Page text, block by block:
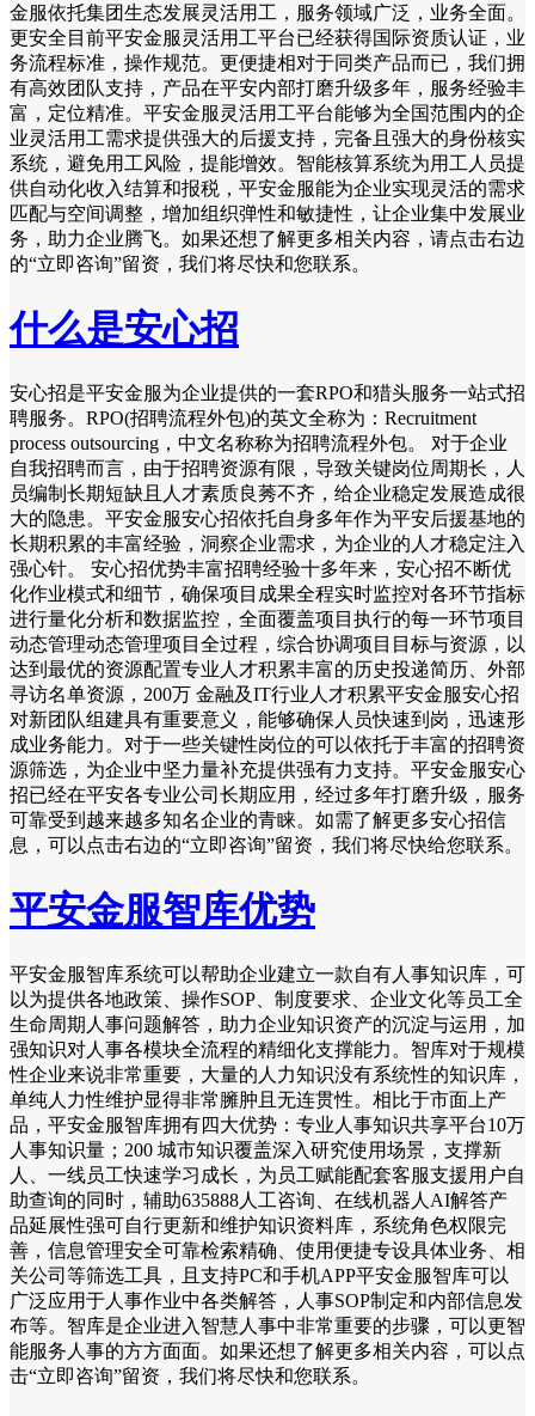
金服依托集团生态发展灵活用工，服务领域广泛，业务全面。
更安全目前平安金服灵活用工平台已经获得国际资质认证，业
务流程标准，操作规范。更便捷相对于同类产品而已，我们拥
有高效团队支持，产品在平安内部打磨升级多年，服务经验丰
富，定位精准。平安金服灵活用工平台能够为全国范围内的企
业灵活用工需求提供强大的后援支持，完备且强大的身份核实
系统，避免用工风险，提能增效。智能核算系统为用工人员提
供自动化收入结算和报税，平安金服能为企业实现灵活的需求
匹配与空间调整，增加组织弹性和敏捷性，让企业集中发展业
务，助力企业腾飞。如果还想了解更多相关内容，请点击右边
的“立即咨询”留资，我们将尽快和您联系。
什么是安心招
安心招是平安金服为企业提供的一套RPO和猎头服务一站式招
聘服务。RPO(招聘流程外包)的英文全称为：Recruitment
process outsourcing，中文名称称为招聘流程外包。 对于企业
自我招聘而言，由于招聘资源有限，导致关键岗位周期长，人
员编制长期短缺且人才素质良莠不齐，给企业稳定发展造成很
大的隐患。平安金服安心招依托自身多年作为平安后援基地的
长期积累的丰富经验，洞察企业需求，为企业的人才稳定注入
强心针。 安心招优势丰富招聘经验十多年来，安心招不断优
化作业模式和细节，确保项目成果全程实时监控对各环节指标
进行量化分析和数据监控，全面覆盖项目执行的每一环节项目
动态管理动态管理项目全过程，综合协调项目目标与资源，以
达到最优的资源配置专业人才积累丰富的历史投递简历、外部
寻访名单资源，200万 金融及IT行业人才积累平安金服安心招
对新团队组建具有重要意义，能够确保人员快速到岗，迅速形
成业务能力。对于一些关键性岗位的可以依托于丰富的招聘资
源筛选，为企业中坚力量补充提供强有力支持。平安金服安心
招已经在平安各专业公司长期应用，经过多年打磨升级，服务
可靠受到越来越多知名企业的青睐。如需了解更多安心招信
息，可以点击右边的“立即咨询”留资，我们将尽快给您联系。
平安金服智库优势
平安金服智库系统可以帮助企业建立一款自有人事知识库，可
以为提供各地政策、操作SOP、制度要求、企业文化等员工全
生命周期人事问题解答，助力企业知识资产的沉淀与运用，加
强知识对人事各模块全流程的精细化支撑能力。智库对于规模
性企业来说非常重要，大量的人力知识没有系统性的知识库，
单纯人力性维护显得非常臃肿且无连贯性。相比于市面上产
品，平安金服智库拥有四大优势：专业人事知识共享平台10万
人事知识量；200 城市知识覆盖深入研究使用场景，支撑新
人、一线员工快速学习成长，为员工赋能配套客服支援用户自
助查询的同时，辅助635888人工咨询、在线机器人AI解答产
品延展性强可自行更新和维护知识资料库，系统角色权限完
善，信息管理安全可靠检索精确、使用便捷专设具体业务、相
关公司等筛选工具，且支持PC和手机APP平安金服智库可以
广泛应用于人事作业中各类解答，人事SOP制定和内部信息发
布等。智库是企业进入智慧人事中非常重要的步骤，可以更智
能服务人事的方方面面。如果还想了解更多相关内容，可以点
击“立即咨询”留资，我们将尽快和您联系。